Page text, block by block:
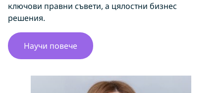
ключови правни съвети, а цялостни бизнес
решения.
Научи повече